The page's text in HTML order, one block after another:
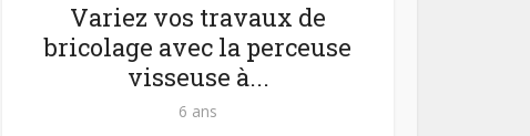
Variez vos travaux de
bricolage avec la perceuse
visseuse à...
6 ans